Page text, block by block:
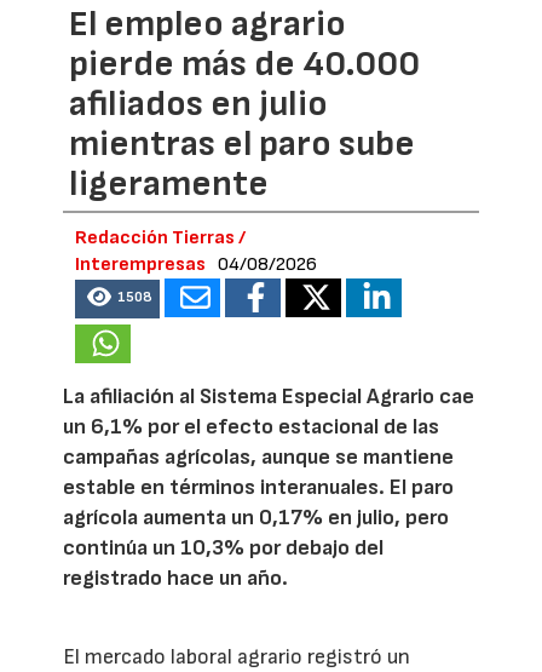
El empleo agrario
pierde más de 40.000
afiliados en julio
mientras el paro sube
ligeramente
Redacción Tierras /
Interempresas
04/08/2026
1508
La afiliación al Sistema Especial Agrario cae
un 6,1% por el efecto estacional de las
campañas agrícolas, aunque se mantiene
estable en términos interanuales. El paro
agrícola aumenta un 0,17% en julio, pero
continúa un 10,3% por debajo del
registrado hace un año.
El mercado laboral agrario registró un